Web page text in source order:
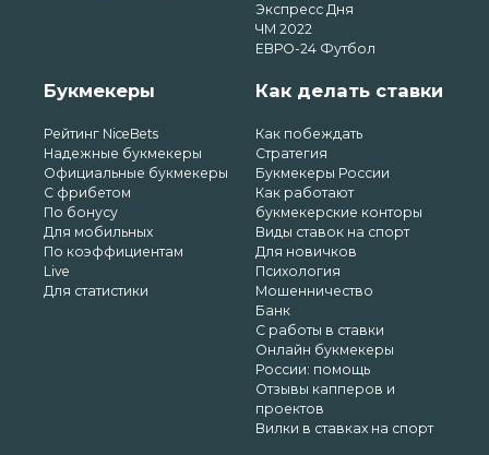
Экспресс Дня
ЧМ 2022
ЕВРО-24 Футбол
Букмекеры
Рейтинг NiceBets
Надежные букмекеры
Официальные букмекеры
С фрибетом
По бонусу
Для мобильных
По коэффициентам
Live
Для статистики
Как делать ставки
Как побеждать
Стратегия
Букмекеры России
Как работают
букмекерские конторы
Виды ставок на спорт
Для новичков
Психология
Мошенничество
Банк
С работы в ставки
Онлайн букмекеры
России: помощь
Отзывы капперов и
проектов
Вилки в ставках на спорт